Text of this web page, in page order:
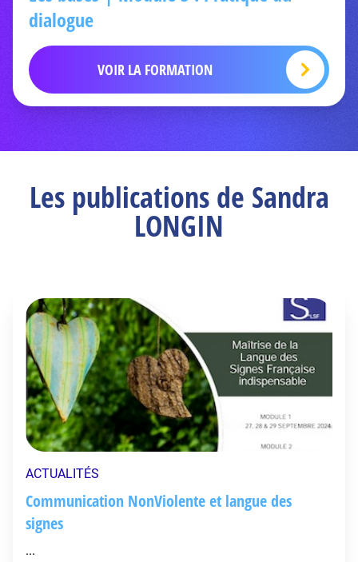
dialogue
VOIR LA FORMATION
Les publications de Sandra
LONGIN
ACTUALITÉS
Communication NonViolente et langue des
signes
...